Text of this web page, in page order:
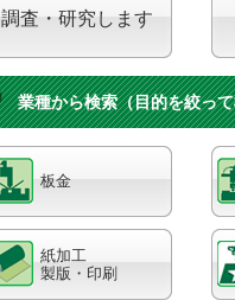
調査・研究します
業種から検索（目的を絞っ
板金
紙加工
製版・印刷